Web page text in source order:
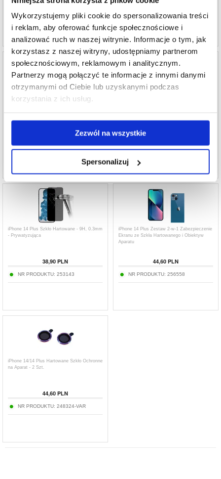
Wykorzystujemy pliki cookie do spersonalizowania treści
i reklam, aby oferować funkcje społecznościowe i
analizować ruch w naszej witrynie. Informacje o tym, jak
korzystasz z naszej witryny, udostępniamy partnerom
społecznościowym, reklamowym i analitycznym.
Partnerzy mogą połączyć te informacje z innymi danymi
otrzymanymi od Ciebie lub uzyskanymi podczas
korzystania z ich usług.
Zezwól na wszystkie
Spersonalizuj
iPhone 13 Pro Max/14 Plus Osłona na
Wyświetlacz - Transparentny
iPhone 14 Plus Szkło Hartowane - 9H, 0.3mm
- Prywatyzująca
38,90 PLN
NR PRODUKTU: 253143
iPhone 14 Plus Zestaw 2-w-1 Zabezpieczenie
Ekranu ze Szkła Hartowanego i Obiektyw
Aparatu
44,60 PLN
NR PRODUKTU: 256558
iPhone 14/14 Plus Hartowane Szkło Ochronne
na Aparat - 2 Szt.
44,60 PLN
NR PRODUKTU: 248324-VAR